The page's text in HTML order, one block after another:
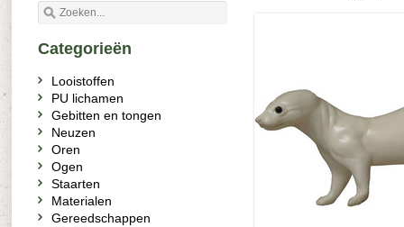
Categorieën
Looistoffen
PU lichamen
Gebitten en tongen
Neuzen
Oren
Ogen
Staarten
Materialen
Gereedschappen